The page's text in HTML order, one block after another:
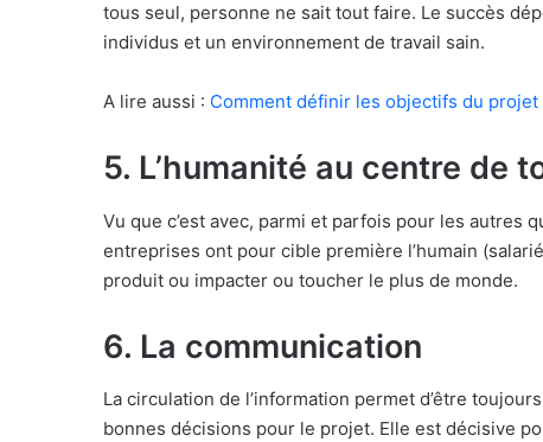
tous seul, personne ne sait tout faire. Le succès
individus et un environnement de travail sain.
A lire aussi : Comment définir les objectifs du projet
5. L’humanité au centre de
Vu que c’est avec, parmi et parfois pour les autres
entreprises ont pour cible première l’humain
produit ou impacter ou toucher le plus de monde.
6. La communication
La circulation de l’information permet d’être
bonnes décisions pour le projet. Elle est décisive